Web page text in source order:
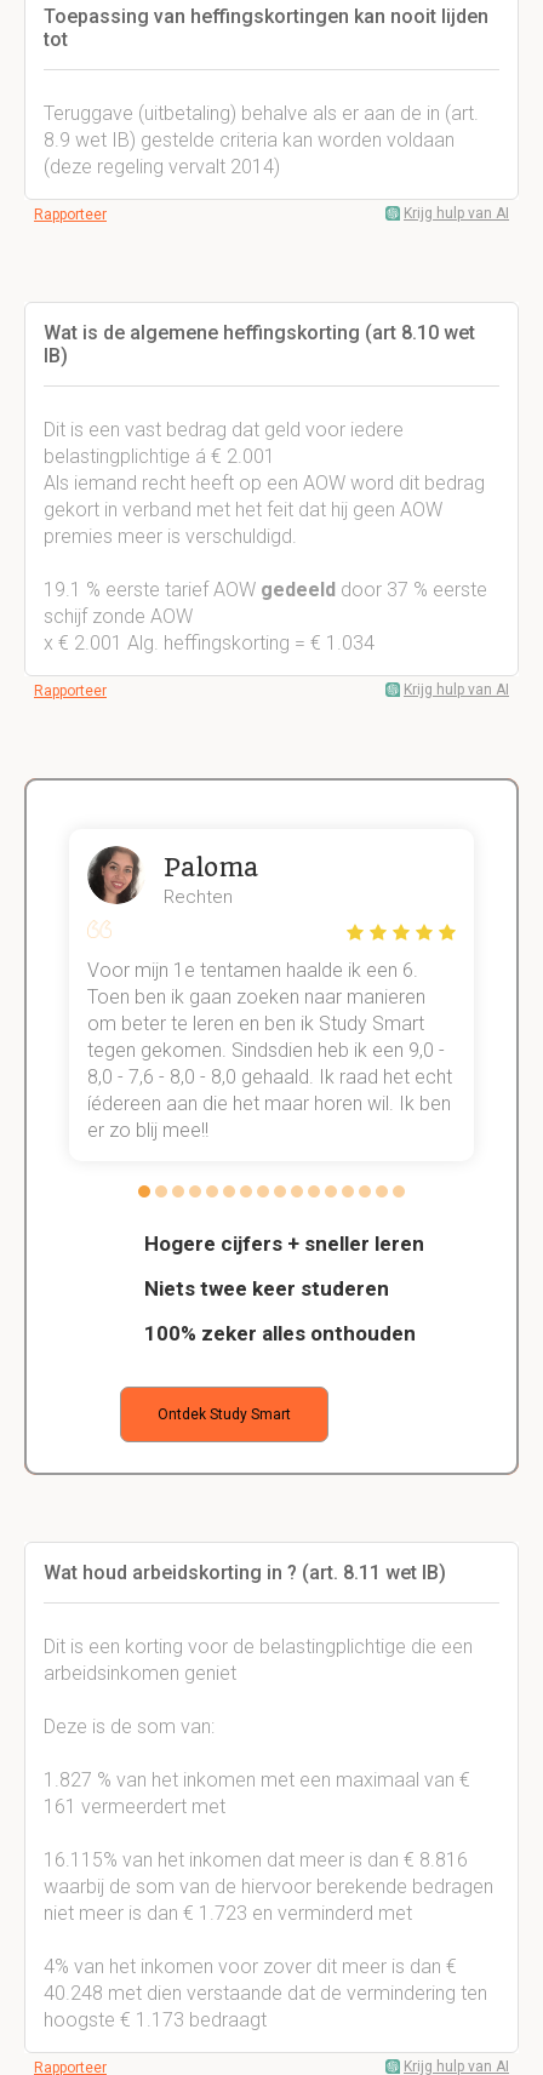
Toepassing van heffingskortingen kan nooit lijden
tot
Teruggave (uitbetaling) behalve als er aan de in (art.
8.9 wet IB) gestelde criteria kan worden voldaan
(deze regeling vervalt 2014)
Rapporteer Krijg hulp van AI
Wat is de algemene heffingskorting (art 8.10 wet
IB)
Dit is een vast bedrag dat geld voor iedere
belastingplichtige á € 2.001
Als iemand recht heeft op een AOW word dit bedrag
gekort in verband met het feit dat hij geen AOW
premies meer is verschuldigd.
19.1 % eerste tarief AOW gedeeld door 37 % eerste
schijf zonde AOW
x € 2.001 Alg. heffingskorting = € 1.034
Rapporteer Krijg hulp van AI
Hogere cijfers + sneller leren
Niets twee keer studeren
100% zeker alles onthouden
Ontdek Study Smart
Paloma
Rechten
Voor mijn 1e tentamen haalde ik een 6.
Toen ben ik gaan zoeken naar manieren
om beter te leren en ben ik Study Smart
tegen gekomen. Sindsdien heb ik een 9,0 -
8,0 - 7,6 - 8,0 - 8,0 gehaald. Ik raad het echt
íédereen aan die het maar horen wil. Ik ben
er zo blij mee!!
Wat houd arbeidskorting in ? (art. 8.11 wet IB)
Dit is een korting voor de belastingplichtige die een
arbeidsinkomen geniet
Deze is de som van:
1.827 % van het inkomen met een maximaal van €
161 vermeerdert met
16.115% van het inkomen dat meer is dan € 8.816
waarbij de som van de hiervoor berekende bedragen
niet meer is dan € 1.723 en verminderd met
4% van het inkomen voor zover dit meer is dan €
40.248 met dien verstaande dat de vermindering ten
hoogste € 1.173 bedraagt
Rapporteer Krijg hulp van AI